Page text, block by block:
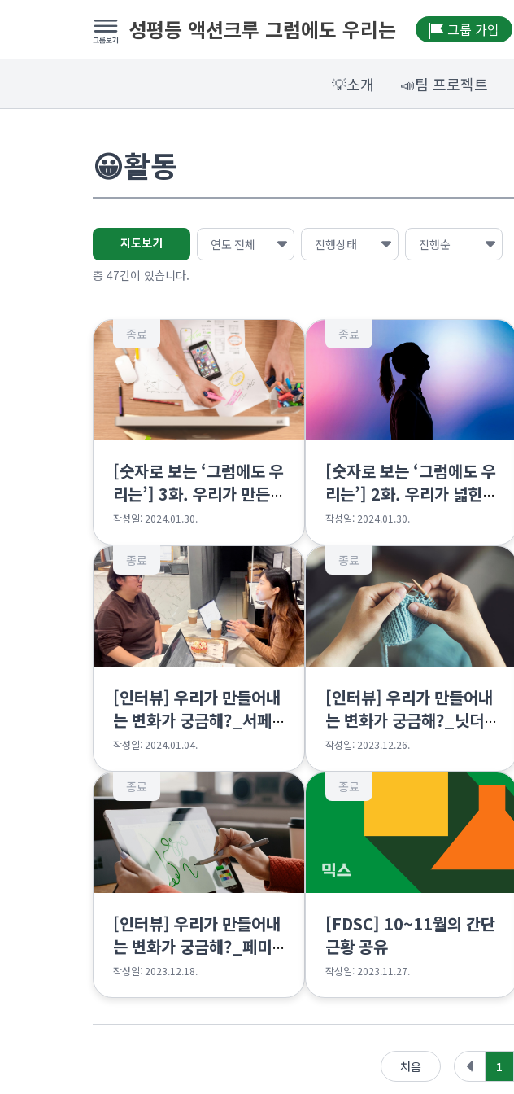
성평등 액션크루 그럼에도 우리는 그룹 가입
💡소개 📣팀 프로젝트
😀활동
지도보기
총 47건이 있습니다.
종료
[숫자로 보는 ‘그럼에도 우
리는’] 3화. 우리가 만든
콘텐츠
작성일: 2024.01.30.
종료
[숫자로 보는 ‘그럼에도 우
리는’] 2화. 우리가 넓힌
생각
작성일: 2024.01.30.
종료
[인터뷰] 우리가 만들어내
는 변화가 궁금해?_서페
대연 편
작성일: 2024.01.04.
종료
[인터뷰] 우리가 만들어내
는 변화가 궁금해?_닛더
피스클럽 편
작성일: 2023.12.26.
종료
[인터뷰] 우리가 만들어내
는 변화가 궁금해?_페미
니스트 디자이너 소셜클럽
(FDSC) 편
작성일: 2023.12.18.
종료
[FDSC] 10~11월의 간단
근황 공유
작성일: 2023.11.27.
처음 1